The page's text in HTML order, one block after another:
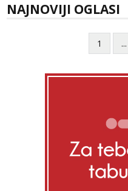
NAJNOVIJI OGLASI
1 ...